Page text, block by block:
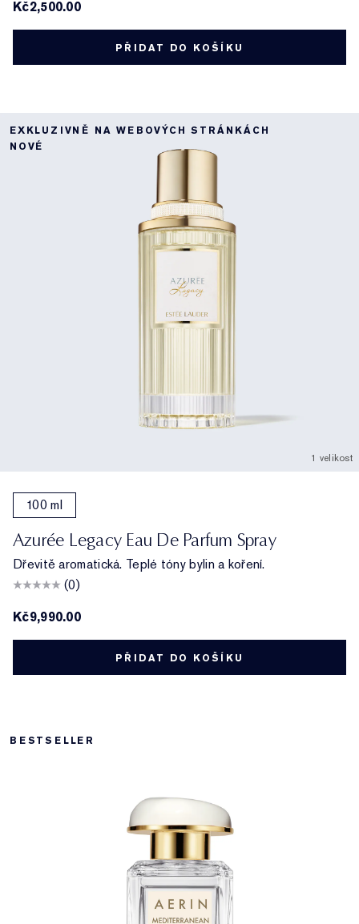
Kč2,500.00
PŘIDAT DO KOŠÍKU
EXKLUZIVNĚ NA WEBOVÝCH STRÁNKÁCH
NOVÉ
1 velikost
100 ml
Azurée Legacy Eau De Parfum Spray
Dřevitě aromatická. Teplé tóny bylin a koření.
(0)
Kč9,990.00
PŘIDAT DO KOŠÍKU
BESTSELLER